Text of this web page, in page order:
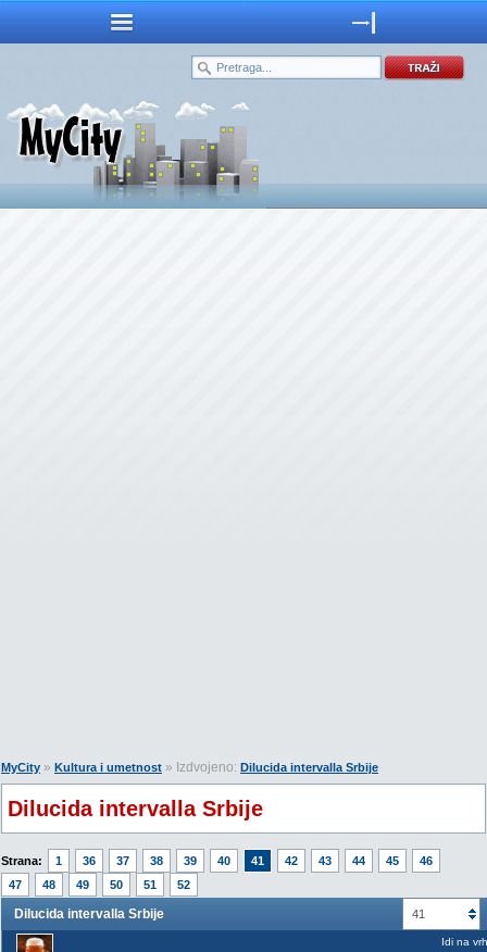
MyCity » Kultura i umetnost » Izdvojeno: Dilucida intervalla Srbije
Dilucida intervalla Srbije
Strana: 1 36 37 38 39 40 41 42 43 44 45
46
47
48 49 50 51 52
41
Dilucida intervalla Srbije
Idi na vrh